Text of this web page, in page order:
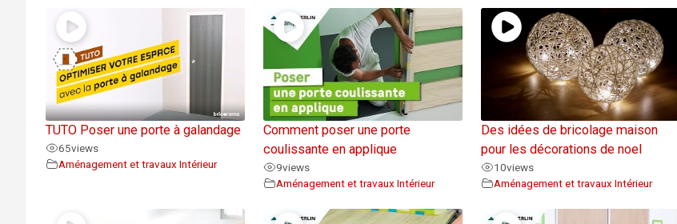
TUTO Poser une porte à galandage
65views
Aménagement et travaux Intérieur
Comment poser une porte
coulissante en applique
9views
Aménagement et travaux Intérieur
Des idées de bricolage maison
pour les décorations de noel
10views
Aménagement et travaux Intérieur